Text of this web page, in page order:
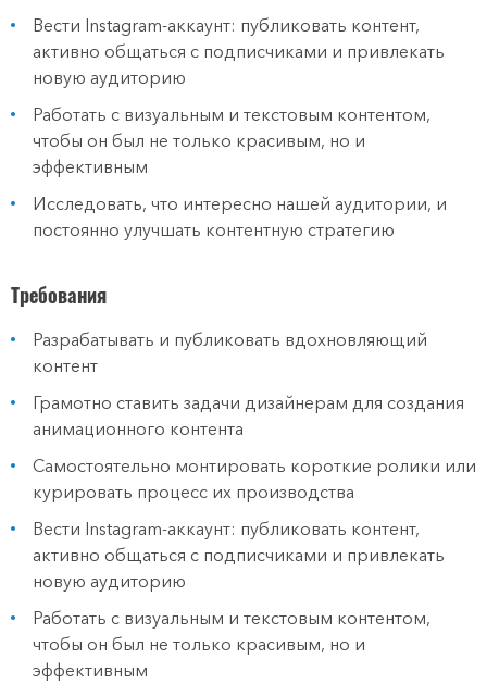
Вести Instagram-аккаунт: публиковать контент,
активно общаться с подписчиками и привлекать
новую аудиторию
Работать с визуальным и текстовым контентом,
чтобы он был не только красивым, но и
эффективным
Исследовать, что интересно нашей аудитории, и
постоянно улучшать контентную стратегию
Требования
Разрабатывать и публиковать вдохновляющий
контент
Грамотно ставить задачи дизайнерам для создания
анимационного контента
Самостоятельно монтировать короткие ролики или
курировать процесс их производства
Вести Instagram-аккаунт: публиковать контент,
активно общаться с подписчиками и привлекать
новую аудиторию
Работать с визуальным и текстовым контентом,
чтобы он был не только красивым, но и
эффективным